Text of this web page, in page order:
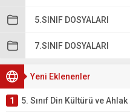
5.SINIF DOSYALARI
7.SINIF DOSYALARI
Yeni Eklenenler
1 5. Sınıf Din Kültürü ve Ahlak Bilgisi 2. Ünite: Kur’an-ı Kerim Çalışmaları